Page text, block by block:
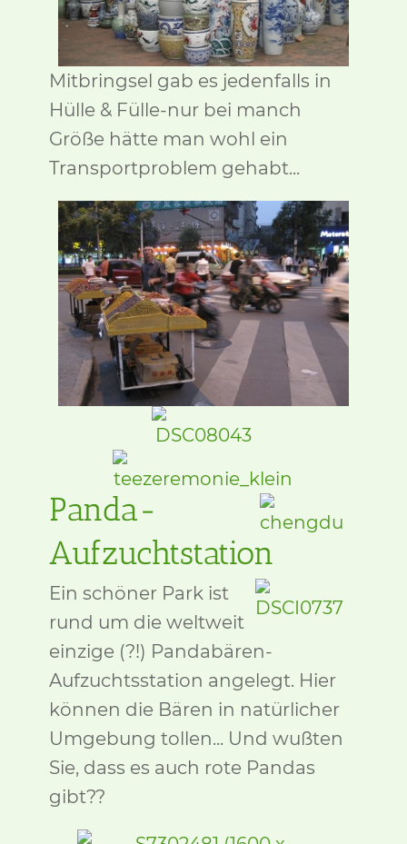
Mitbringsel gab es jedenfalls in
Hülle & Fülle-nur bei manch
Größe hätte man wohl ein
Transportproblem gehabt...
Panda-
Aufzuchtstation
Ein schöner Park ist
rund um die weltweit
einzige (?!) Pandabären-
Aufzuchtsstation angelegt. Hier
können die Bären in natürlicher
Umgebung tollen... Und wußten
Sie, dass es auch rote Pandas
gibt??